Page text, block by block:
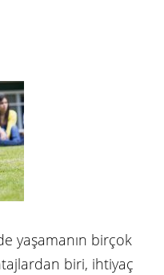
yaşamanın birçok
biri, ihtiyaç